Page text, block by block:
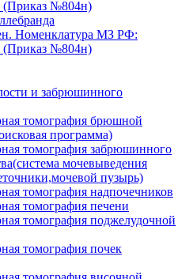
(Приказ №804н)
Номенклатура МЗ РФ:
(Приказ №804н)
и забрюшинного
томография брюшной
программа)
томография забрюшинного
мочевыведения
пузырь)
томография надпочечников
томография печени
томография поджелудочной
томография почек